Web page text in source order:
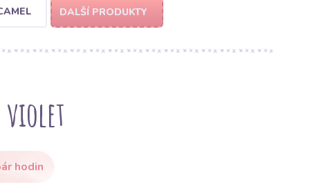
DALŠÍ PRODUKTY
violet
hodin